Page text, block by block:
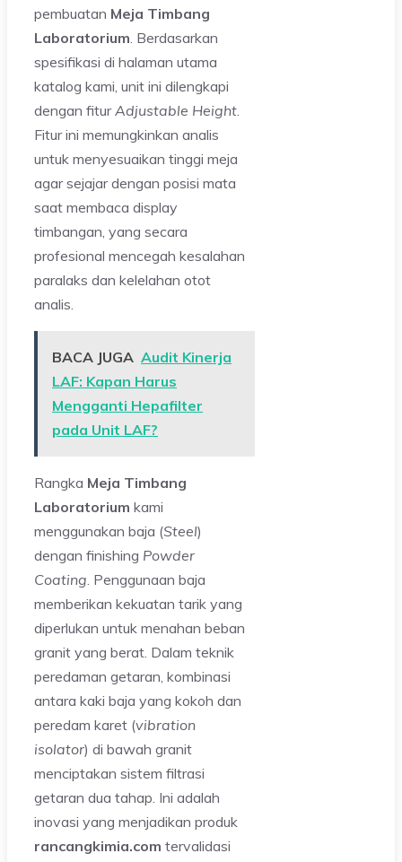
pembuatan Meja Timbang
Laboratorium. Berdasarkan
spesifikasi di halaman utama
katalog kami, unit ini dilengkapi
dengan fiturAdjustable Height.
Fitur ini memungkinkan analis
untuk menyesuaikan tinggi meja
agar sejajar dengan posisi mata
saat membaca display
timbangan, yang secara
profesional mencegah kesalahan
paralaks dan kelelahan otot
analis.
BACA JUGA Audit Kinerja
LAF: Kapan Harus
Mengganti Hepafilter
pada Unit LAF?
Rangka Meja Timbang
Laboratorium kami
menggunakan baja (Steel)
dengan finishing Powder
Coating. Penggunaan baja
memberikan kekuatan tarik yang
diperlukan untuk menahan beban
granit yang berat. Dalam teknik
peredaman getaran, kombinasi
antara kaki baja yang kokoh dan
peredam karet (vibration
isolator) di bawah granit
menciptakan sistem filtrasi
getaran dua tahap. Ini adalah
inovasi yang menjadikan produk
rancangkimia.com tervalidasi